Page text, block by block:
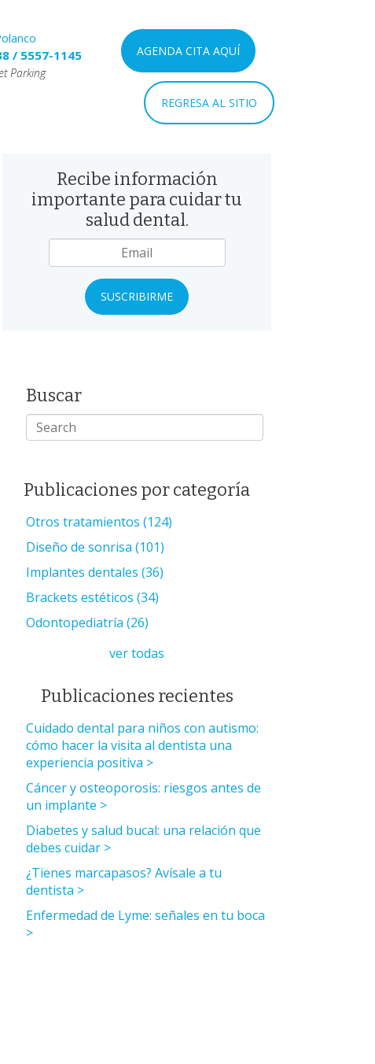
/ 5557-1145
Parking
AGENDA CITA AQUÍ
REGRESA AL SITIO
Recibe información
importante para cuidar tu
salud dental.
Buscar
Publicaciones por categoría
Otros tratamientos(124)
Diseño de sonrisa(101)
Implantes dentales(36)
Brackets estéticos(34)
Odontopediatría(26)
ver todas
Publicaciones recientes
Cuidado dental para niños con autismo:
cómo hacer la visita al dentista una
experiencia positiva
Cáncer y osteoporosis: riesgos antes de
un implante
Diabetes y salud bucal: una relación que
debes cuidar
¿Tienes marcapasos? Avísale a tu
dentista
Enfermedad de Lyme: señales en tu boca